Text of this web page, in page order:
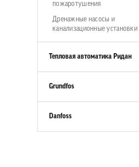
пожаротушения
Дренажные насосы и
канализационные установки
Тепловая автоматика Ридан
Grundfos
Danfoss